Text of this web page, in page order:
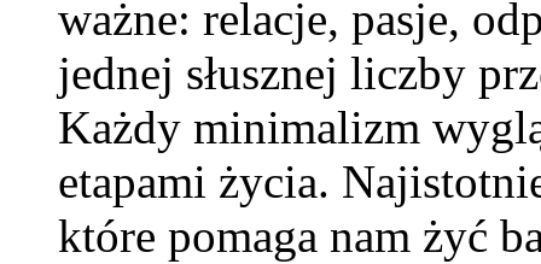
ważne: relacje, pasje,
jednej słusznej liczby
Każdy minimalizm
etapami życia.
które pomaga nam żyć